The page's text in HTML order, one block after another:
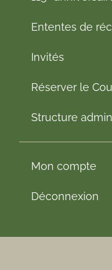
Ententes de
Invités
Réserver le
Structure
Mon compte
Déconnexion